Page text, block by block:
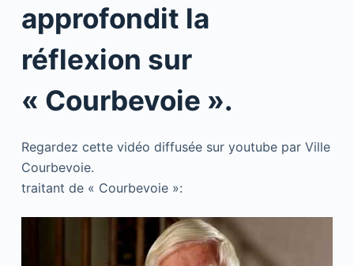
approfondit la
réflexion sur
« Courbevoie ».
Regardez cette vidéo diffusée sur youtube par Ville
Courbevoie.
traitant de « Courbevoie »: